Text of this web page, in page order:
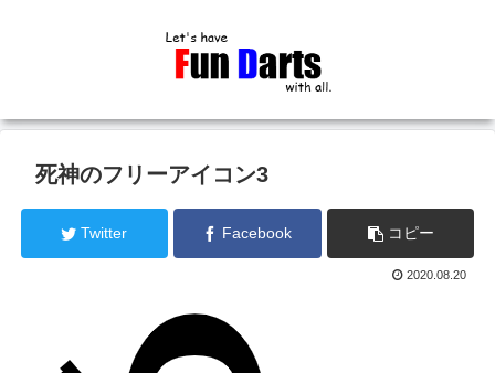
死神のフリーアイコン3
Twitter Facebook コピー
2020.08.20